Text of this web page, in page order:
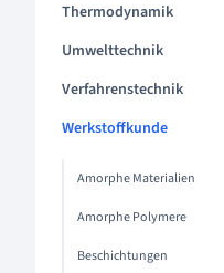
Thermodynamik
Umwelttechnik
Verfahrenstechnik
Werkstoffkunde
Amorphe Materialien
Amorphe Polymere
Beschichtungen